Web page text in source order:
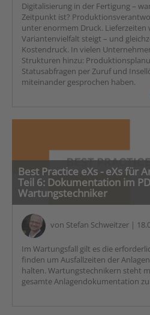
Digitalisierung in der Fertigung –
Zeitpunkt ist?
unter enormem Druck. Lieferzeiten
Variantenvielfalt steigt – und
Kostendruck. In vielen
Strukturen hinzu:
Statusabfragen per Zuruf und
miteinander gesprochen haben.
Best Practice eXs - eXs für
Teil 6: Dokumentation im
Wartungstechniker
von Stefan Schweitzer |
Im Wartungsfall gilt es die
finden um Ausfallzeiten der
halten. Wartungstechnikern steht
gesamte Anlagendokumentation